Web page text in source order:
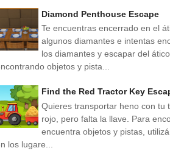
Diamond Penthouse Escape
Te encuentras encerrado en el
algunos diamantes e intentas
los diamantes y escapar del ático
objetos y pista...
Find the Red Tractor Key
Quieres transportar heno con tu
rojo, pero falta la llave. Para
encuentra objetos y pistas,
los lugare...